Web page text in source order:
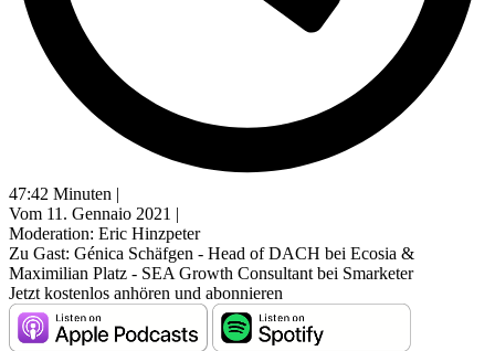
47:42 Minuten |
Vom 11. Gennaio 2021 |
Moderation: Eric Hinzpeter
Zu Gast: Génica Schäfgen - Head of DACH bei Ecosia &
Maximilian Platz - SEA Growth Consultant bei Smarketer
Jetzt kostenlos anhören und abonnieren